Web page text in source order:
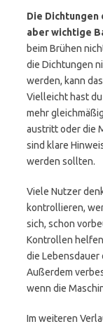
Die Dichtungen
aber wichtige
beim Brühen
die Dichtungen
werden, kann
Vielleicht hast
mehr
austritt oder die
sind klare
werden sollten.
Viele Nutzer
kontrollieren,
sich, schon
Kontrollen
die Lebensdauer
Außerdem
wenn die
Im weiteren